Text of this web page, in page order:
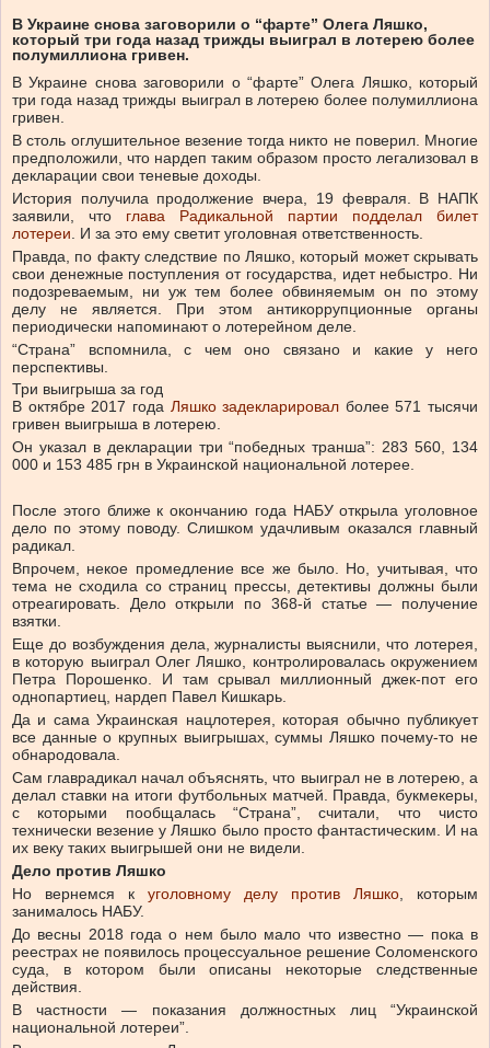
В Украине снова заговорили о “фарте” Олега Ляшко,
который три года назад трижды выиграл в лотерею более
полумиллиона гривен.
В Украине снова заговорили о “фарте” Олега Ляшко, который
три года назад трижды выиграл в лотерею более полумиллиона
гривен.
В столь оглушительное везение тогда никто не поверил. Многие
предположили, что нардеп таким образом просто легализовал в
декларации свои теневые доходы.
История получила продолжение вчера, 19 февраля. В НАПК
заявили, что глава Радикальной партии подделал билет
лотереи. И за это ему светит уголовная ответственность.
Правда, по факту следствие по Ляшко, который может скрывать
свои денежные поступления от государства, идет небыстро. Ни
подозреваемым, ни уж тем более обвиняемым он по этому
делу не является. При этом антикоррупционные органы
периодически напоминают о лотерейном деле.
“Страна” вспомнила, с чем оно связано и какие у него
перспективы.
Три выигрыша за год
В октябре 2017 года Ляшко задекларировал более 571 тысячи
гривен выигрыша в лотерею.
Он указал в декларации три “победных транша”: 283 560, 134
000 и 153 485 грн в Украинской национальной лотерее.
После этого ближе к окончанию года НАБУ открыла уголовное
дело по этому поводу. Слишком удачливым оказался главный
радикал.
Впрочем, некое промедление все же было. Но, учитывая, что
тема не сходила со страниц прессы, детективы должны были
отреагировать. Дело открыли по 368-й статье — получение
взятки.
Еще до возбуждения дела, журналисты выяснили, что лотерея,
в которую выиграл Олег Ляшко, контролировалась окружением
Петра Порошенко. И там срывал миллионный джек-пот его
однопартиец, нардеп Павел Кишкарь.
Да и сама Украинская нацлотерея, которая обычно публикует
все данные о крупных выигрышах, суммы Ляшко почему-то не
обнародовала.
Сам главрадикал начал объяснять, что выиграл не в лотерею, а
делал ставки на итоги футбольных матчей. Правда, букмекеры,
с которыми пообщалась “Страна”, считали, что чисто
технически везение у Ляшко было просто фантастическим. И на
их веку таких выигрышей они не видели.
Дело против Ляшко
Но вернемся к уголовному делу против Ляшко, которым
занималось НАБУ.
До весны 2018 года о нем было мало что известно — пока в
реестрах не появилось процессуальное решение Соломенского
суда, в котором были описаны некоторые следственные
действия.
В частности — показания должностных лиц “Украинской
национальной лотереи”.